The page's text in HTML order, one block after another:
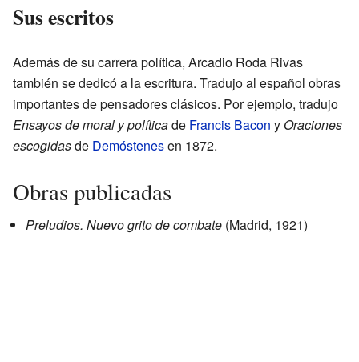
Sus escritos
Además de su carrera política, Arcadio Roda Rivas
también se dedicó a la escritura. Tradujo al español obras
importantes de pensadores clásicos. Por ejemplo, tradujo
Ensayos de moral y políticade Francis Bacon y Oraciones
escogidasde Demóstenesen 1872.
Obras publicadas
Preludios. Nuevo grito de combate (Madrid, 1921)